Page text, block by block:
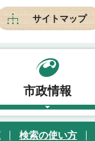
サイトマップ
市政情報
検索の使い方